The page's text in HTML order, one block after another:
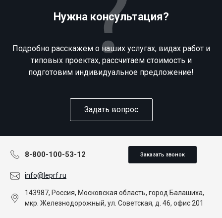
Нужна консультация?
Подробно расскажем о наших услугах, видах работ и
типовых проектах, рассчитаем стоимость и
подготовим индивидуальное предложение!
Задать вопрос
8-800-100-53-12 Заказать звонок
info@leprf.ru
143987, Россия, Московская область, город Балашиха,
мкр. Железнодорожный, ул. Советская, д. 46, офис 201